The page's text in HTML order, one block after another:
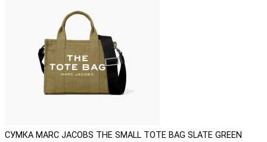
СУМКА MARC JACOBS THE SMALL TOTE BAG SLATE GREEN